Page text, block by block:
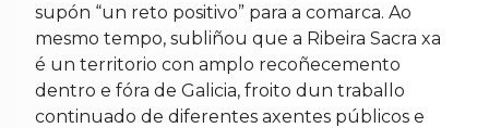
supón “un reto positivo” para a comarca. Ao
mesmo tempo, subliñou que a Ribeira Sacra xa
é un territorio con amplo recoñecemento
dentro e fóra de Galicia, froito dun traballo
continuado de diferentes axentes públicos e